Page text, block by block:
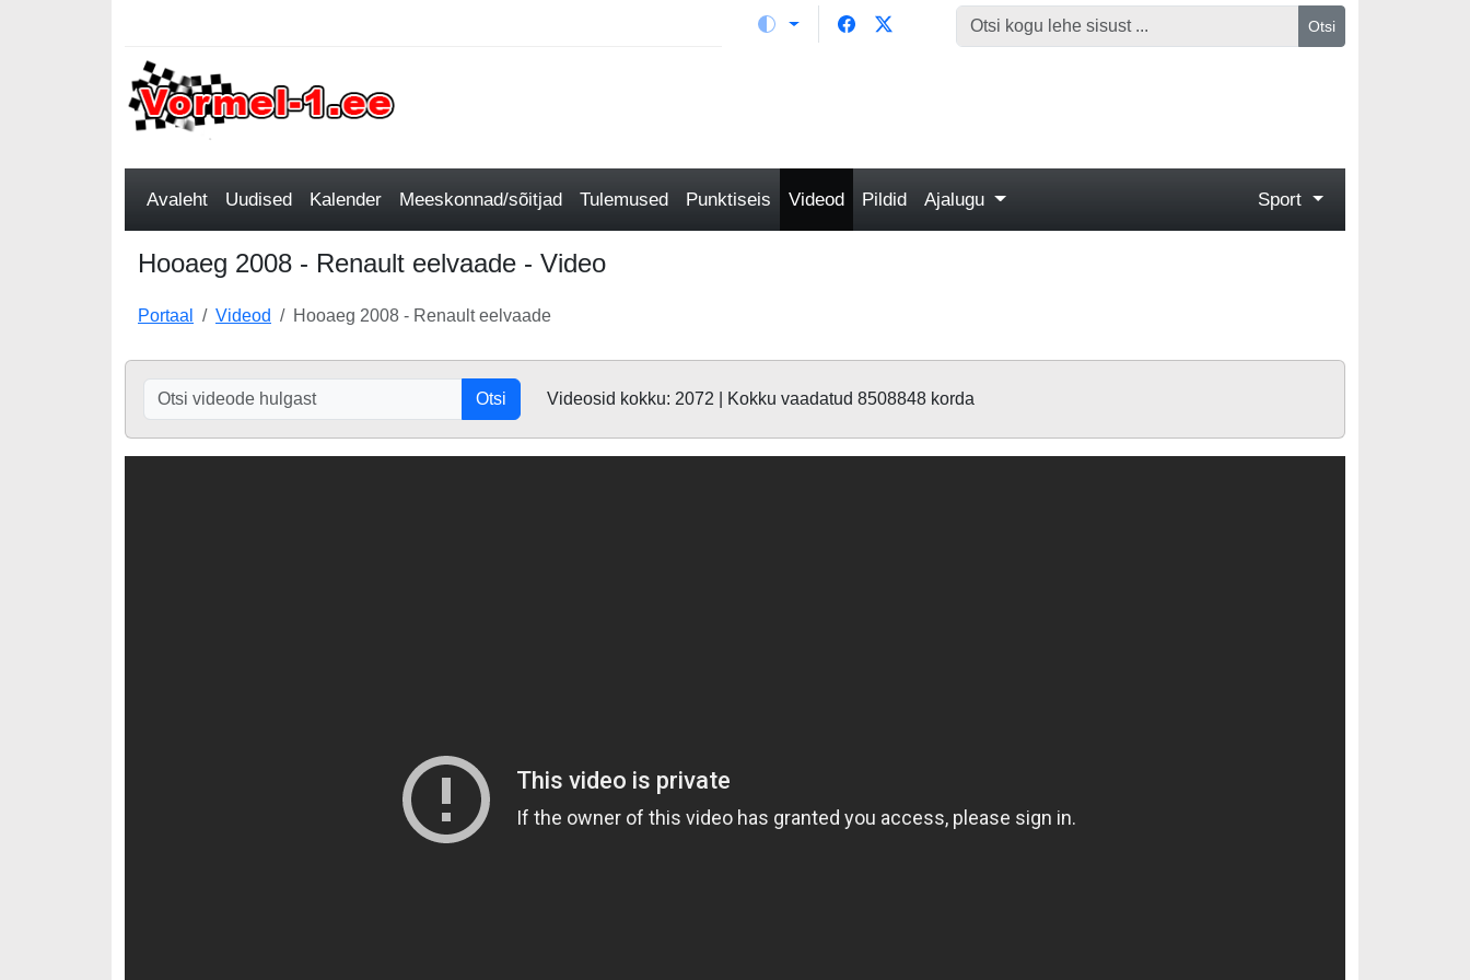
Otsi
Avaleht Uudised Kalender Meeskonnad/sõitjad Tulemused Punktiseis Videod Pildid Ajalugu Sport
Hooaeg 2008 - Renault eelvaade - Video
Portaal Videod Hooaeg 2008 - Renault eelvaade
Otsi Videosid kokku: 2072 | Kokku vaadatud 8508848 korda